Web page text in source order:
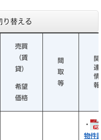
り替える
売買
（賃
貸）
希望
価格
間
取
等
関
連
情
報
・
物件